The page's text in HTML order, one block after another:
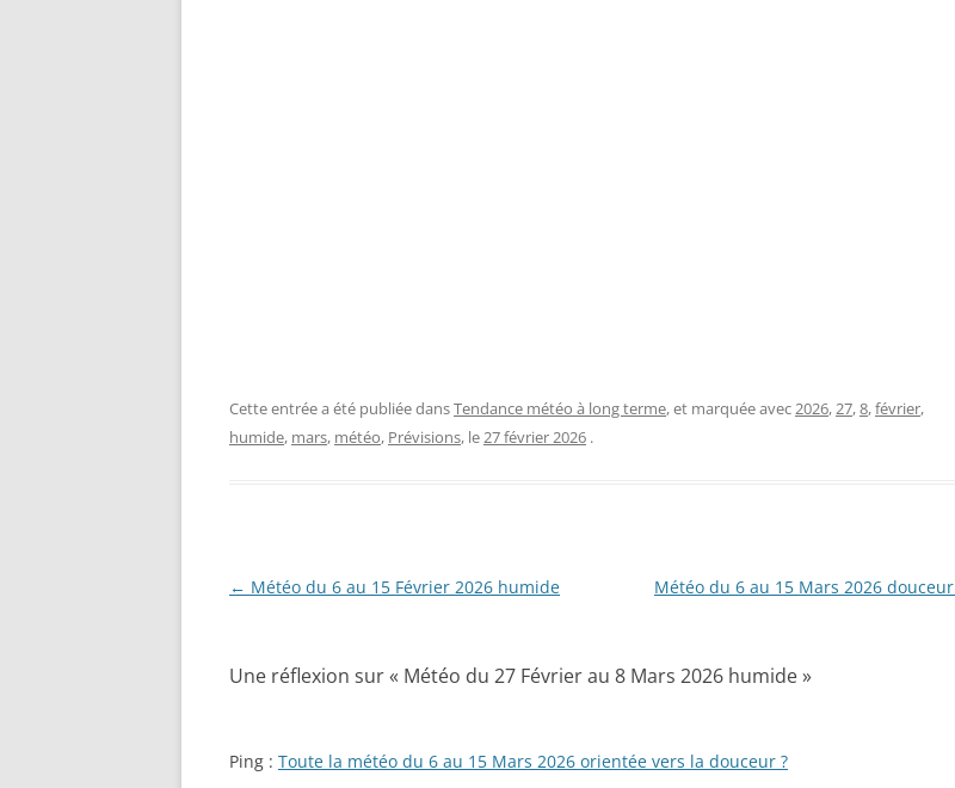
Cette entrée a été publiée dansTendance météo à long terme, et marquée avec2026,27,8,février,
humide, mars, météo, Prévisions, le27 février 2026 .
Navigation
← Météo du 6 au 15 Février 2026 humide Météo du 6 au 15 Mars 2026 douceur
Une réflexion sur « Météo du 27 Février au 8 Mars 2026 humide»
Ping : Toute la météo du 6 au 15 Mars 2026 orientée vers la douceur ?